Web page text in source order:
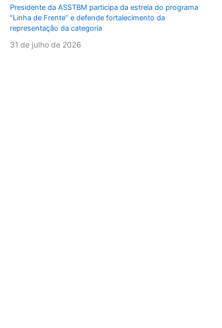
Presidente da ASSTBM participa da estreia do programa
“Linha de Frente” e defende fortalecimento da
representação da categoria
31 de julho de 2026